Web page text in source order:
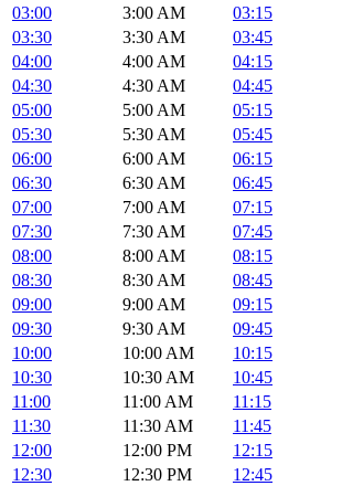
03:00
3:00 AM 03:15
03:30
3:30 AM 03:45
04:00
4:00 AM 04:15
04:30
4:30 AM 04:45
05:00
5:00 AM 05:15
05:30
5:30 AM 05:45
06:00
6:00 AM 06:15
06:30
6:30 AM 06:45
07:00
7:00 AM 07:15
07:30
7:30 AM 07:45
08:00
8:00 AM 08:15
08:30
8:30 AM 08:45
09:00
9:00 AM 09:15
09:30
9:30 AM 09:45
10:00
10:00 AM 10:15
10:30
10:30 AM 10:45
11:00
11:00 AM 11:15
11:30
11:30 AM 11:45
12:00
12:00 PM 12:15
12:30
12:30 PM 12:45